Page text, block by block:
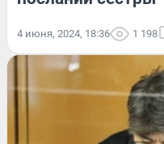
4 июня, 2024, 18:36 1 198